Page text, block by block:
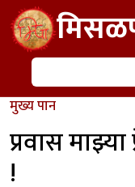
Skip to main content
शोध
मुख्य पान
प्रवास
!